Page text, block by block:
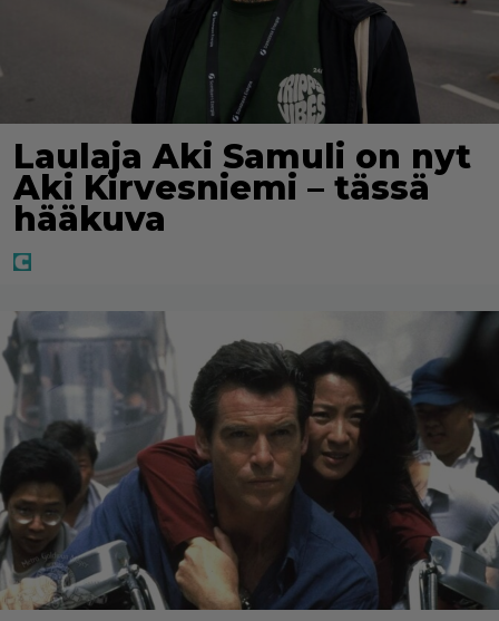
Laulaja Aki Samuli on nyt
Aki Kirvesniemi – tässä
hääkuva